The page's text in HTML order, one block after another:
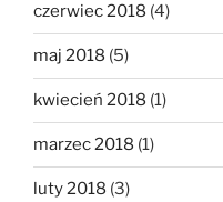
czerwiec 2018 (4)
maj 2018 (5)
kwiecień 2018 (1)
marzec 2018 (1)
luty 2018 (3)